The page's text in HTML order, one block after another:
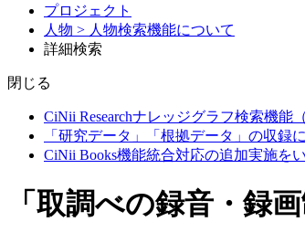
プロジェクト
人物 > 人物検索機能について
詳細検索
閉じる
CiNii Researchナレッジグラフ検索機能
「研究データ」「根拠データ」の収録
CiNii Books機能統合対応の追加実施を
「取調べの録音・録